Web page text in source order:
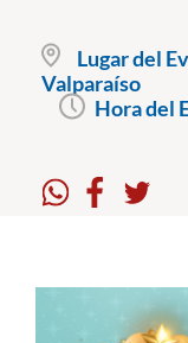
Admisión
Postgrado
Lugar del
Valparaíso
Hora del